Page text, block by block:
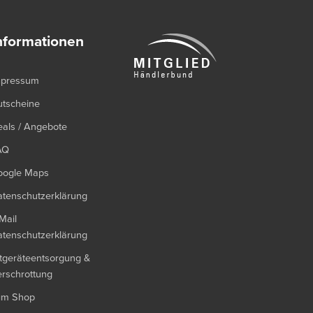
/ Angebote
Maps
&
Shop